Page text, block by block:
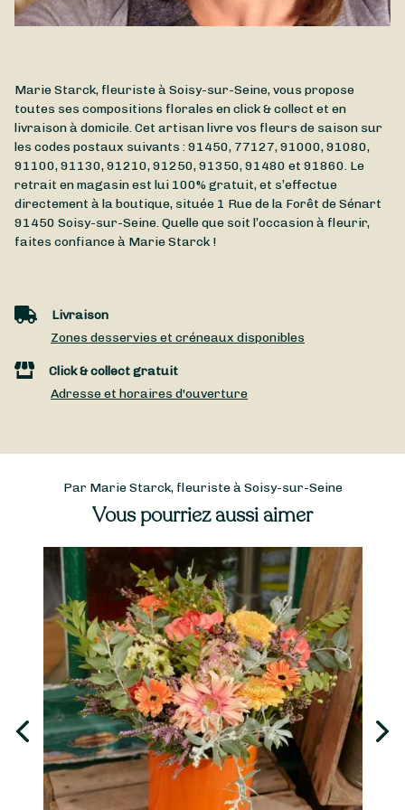
Marie Starck, fleuriste à Soisy-sur-Seine, vous propose
toutes ses compositions florales en click & collect et en
livraison à domicile. Cet artisan livre vos fleurs de saison sur
les codes postaux suivants : 91450, 77127, 91000, 91080,
91100, 91130, 91210, 91250, 91350, 91480 et 91860. Le
retrait en magasin est lui 100% gratuit, et s’effectue
directement à la boutique, située 1 Rue de la Forêt de Sénart
91450 Soisy-sur-Seine. Quelle que soit l’occasion à fleurir,
faites confiance à Marie Starck !
Livraison
Zones desservies et créneaux disponibles
Click & collect gratuit
Adresse et horaires d'ouverture
Par Marie Starck, fleuriste à Soisy-sur-Seine
Vous pourriez aussi aimer